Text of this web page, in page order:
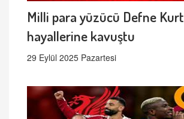
Milli para yüzücü Defne Kurt
hayallerine kavuştu
29 Eylül 2025 Pazartesi